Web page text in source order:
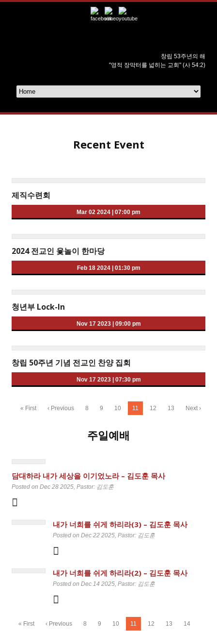
창립 53주년의 해
"영적 장막터를 넓히는 교회" (사 54:2)
Recent Event
제직수련회
Mar 02 2024 07:00 pm
2024 전교인 윷놀이 한마당
Feb 18 2024| 01:30 pm
청년부 Lock-In
Nov 17 2023| 09:00 pm
창립 50주년 기념 전교인 찬양 집회
Nov 17 2023| 07:30 pm
« First ‹ Previous 8 9 10 11 12 13 Next ›
주일예배
담대하라 내가 세상을 이기었노라 – 김도훈 목사
Posted on Dec 28 2025, Pastor: 김도훈
내가 너희를 쉬게 하리라(3) – 김도훈 목사
Posted on Dec 22 2025, Pastor: 김도훈
내가 너희를 쉬게 하리라(2) – 김도훈 목사
Posted on Dec 14 2025, Pastor: 김도훈
« First ‹ Previous 8 9 10 11 12 13
14